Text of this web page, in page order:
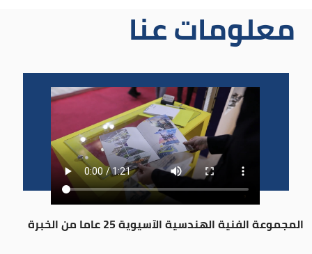
معلومات عنا
المجموعة الفنية الهندسية الآسيوية 25 عاما من الخبرة